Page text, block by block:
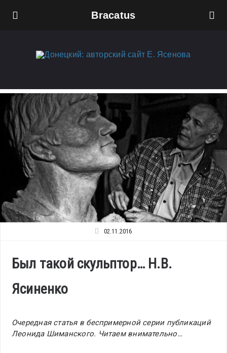
Bracatus
02.11.2016
Был такой скульптор… Н.В.
Ясиненко
Очередная статья в беспримерной серии публикаций
Леонида Шиманского. Читаем внимательно…